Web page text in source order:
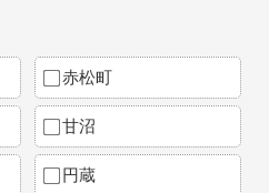
赤松町
甘沼
円蔵